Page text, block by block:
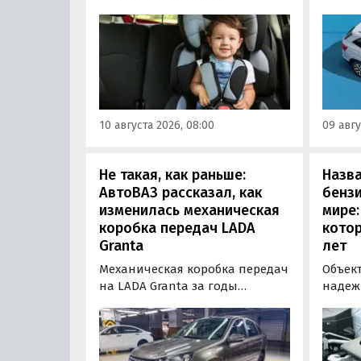
использования детских кресел
до выбора манеры вождения и
режима движения. Эти
рекомендации прозвучали в
свежем выпуске подкаста в
Telegram-канале «Поладим с
LADA».
10 августа 2026, 08:00
360
09
Не такая, как раньше:
АвтоВАЗ рассказал, как
изменилась механическая
коробка передач LADA
Granta
Механическая коробка передач
на LADA Granta за годы
изменилась. «АвтоВАЗ»
рассказал, что после
модернизации трансмиссия
лет
прямо